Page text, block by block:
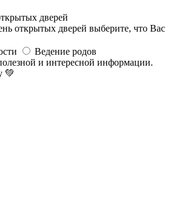
дверей
открытых дверей выберите, что Вас
Ведение родов
и интересной информации.
💚